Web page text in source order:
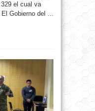
329 el cual va
Gobierno del ...